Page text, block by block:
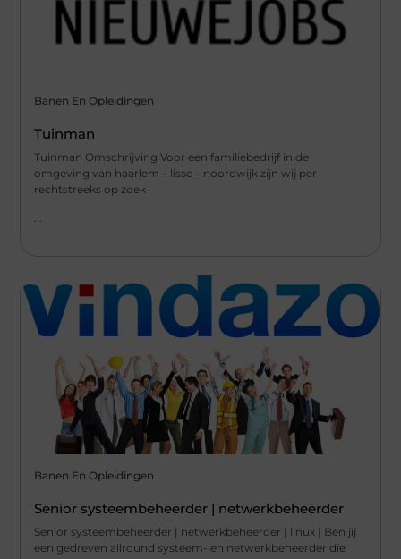
Banen En Opleidingen
Tuinman
Tuinman Omschrijving Voor een familiebedrijf in de
omgeving van haarlem – lisse – noordwijk zijn wij per
rechtstreeks op zoek
...
Banen En Opleidingen
Senior systeembeheerder | netwerkbeheerder
Senior systeembeheerder | netwerkbeheerder | linux | Ben jij
een gedreven allround systeem- en netwerkbeheerder die